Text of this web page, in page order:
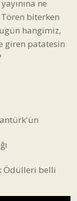
ne
Tören biterken
hangimiz,
giren patatesin
Ödülleri belli